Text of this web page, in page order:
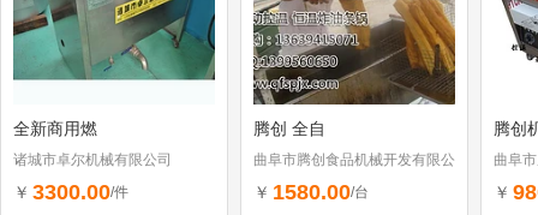
全新商用燃
诸城市卓尔机械有限公司
￥ 3300.00/件
腾创 全自
曲阜市腾创食品机械开发有限公
司
￥ 1580.00/台
腾创
曲阜
司
￥